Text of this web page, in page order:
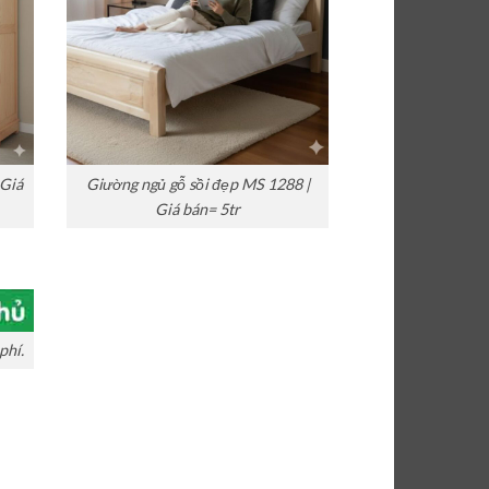
Giường ngủ gỗ sồi đẹp MS 1288 |
Giá bán= 5tr